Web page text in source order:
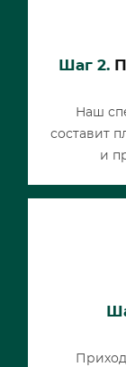
Шаг 2.
Наш
составит
и